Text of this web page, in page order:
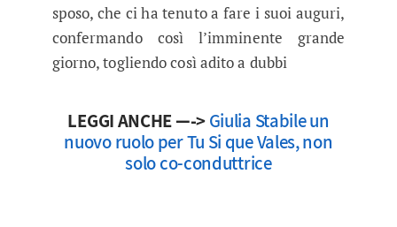
sposo, che ci ha tenuto a fare i suoi auguri,
confermando così l’imminente grande
giorno, togliendo così adito a dubbi
LEGGI ANCHE —->Giulia Stabile un
nuovo ruolo per Tu Si que Vales, non
solo co-conduttrice